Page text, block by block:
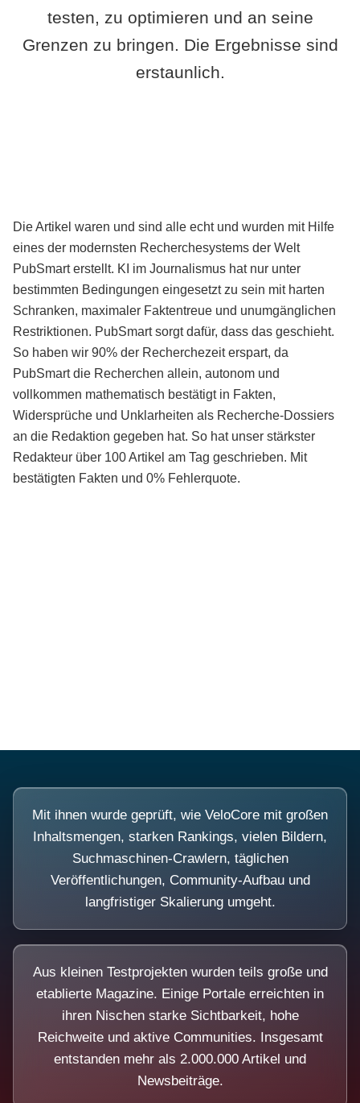
testen, zu optimieren und an seine
Grenzen zu bringen. Die Ergebnisse sind
erstaunlich.
Die Artikel waren und sind alle echt und wurden mit Hilfe
eines der modernsten Recherchesystems der Welt
PubSmart erstellt. KI im Journalismus hat nur unter
bestimmten Bedingungen eingesetzt zu sein mit harten
Schranken, maximaler Faktentreue und unumgänglichen
Restriktionen. PubSmart sorgt dafür, dass das geschieht.
So haben wir 90% der Recherchezeit erspart, da
PubSmart die Recherchen allein, autonom und
vollkommen mathematisch bestätigt in Fakten,
Widersprüche und Unklarheiten als Recherche-Dossiers
an die Redaktion gegeben hat. So hat unser stärkster
Redakteur über 100 Artikel am Tag geschrieben. Mit
bestätigten Fakten und 0% Fehlerquote.
Mit ihnen wurde geprüft, wie VeloCore mit großen
Inhaltsmengen, starken Rankings, vielen Bildern,
Suchmaschinen-Crawlern, täglichen
Veröffentlichungen, Community-Aufbau und
langfristiger Skalierung umgeht.
Aus kleinen Testprojekten wurden teils große und
etablierte Magazine. Einige Portale erreichten in
ihren Nischen starke Sichtbarkeit, hohe
Reichweite und aktive Communities. Insgesamt
entstanden mehr als 2.000.000 Artikel und
Newsbeiträge.